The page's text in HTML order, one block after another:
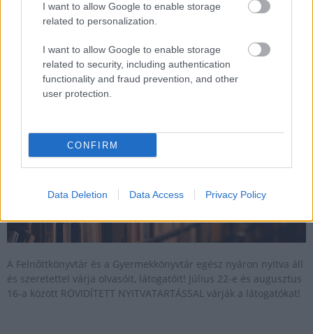
I want to allow Google to enable storage
related to personalization.
I want to allow Google to enable storage
related to security, including authentication
functionality and fraud prevention, and other
user protection.
CONFIRM
Data Deletion Data Access Privacy Policy
Egész nyáron nyitva tart Dunaújváros könyvtára
2019.07.24
A Felnőttkönyvtár és a Gyermekkönyvtár egész nyáron nyitva áll
és szeretettel várja olvasóit, látogatóit! Július 22-e és augusztus
16-a között RÖVIDÍTETT NYITVATARTÁSSAL várják a látogatókat!